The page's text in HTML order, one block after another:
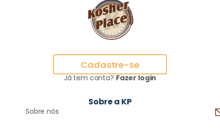
Cadastre-se
Já tem conta? Fazer login
Sobre a KP
Sobre nós